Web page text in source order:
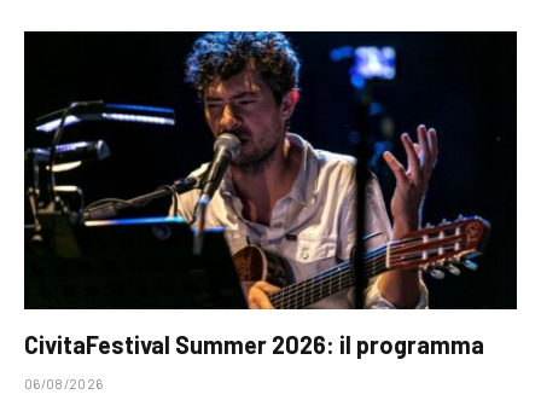
CivitaFestival Summer 2026: il programma
06/08/2026